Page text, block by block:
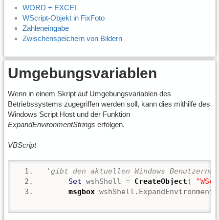
WORD + EXCEL
WScript-Objekt in FixFoto
Zahleneingabe
Zwischenspeichern von Bildern
Umgebungsvariablen
Wenn in einem Skript auf Umgebungsvariablen des
Betriebssystems zugegriffen werden soll, kann dies mithilfe des
Windows Script Host und der Funktion
ExpandEnvironmentStrings erfolgen.
VBScript
'gibt den aktuellen Windows
Set wshShell = CreateObject (
msgbox